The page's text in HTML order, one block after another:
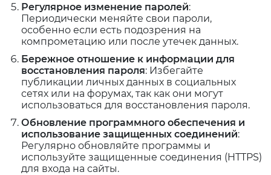
Регулярное изменение паролей:
Периодически меняйте свои пароли,
особенно если есть подозрения на
компрометацию или после утечек данных.
Бережное отношение к информации для
восстановления пароля: Избегайте
публикации личных данных в социальных
сетях или на форумах, так как они могут
использоваться для восстановления пароля.
Обновление программного обеспечения и
использование защищенных соединений:
Регулярно обновляйте программы и
используйте защищенные соединения (HTTPS)
для входа на сайты.